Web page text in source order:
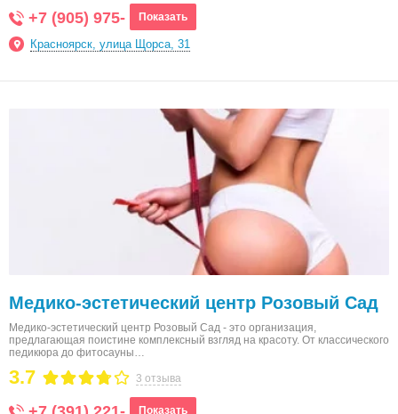
+7 (905) 975- Показать
Красноярск, улица Щорса, 31
Медико-эстетический центр Розовый Сад
Медико-эстетический центр Розовый Сад - это организация,
предлагающая поистине комплексный взгляд на красоту. От классического
педикюра до фитосауны…
3 отзыва
3.7
Показать